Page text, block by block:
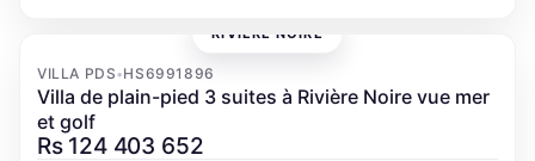
RIVIÈRE NOIRE
VILLA PDS•HS6991896
Villa de plain-pied 3 suites à Rivière Noire vue mer
et golf
Rs 124 403 652